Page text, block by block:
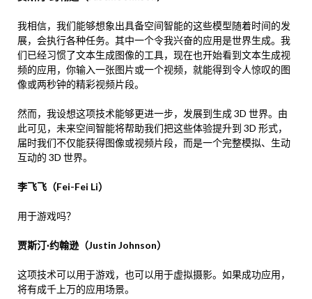
我相信，我们能够想象出具备空间智能的这些模型随着时间的发
展，会执行各种任务。其中一个令我兴奋的应用是世界生成。我
们已经习惯了文本生成图像的工具，现在也开始看到文本生成视
频的应用，你输入一张图片或一个视频，就能得到令人惊叹的图
像或两秒钟的精彩视频片段。
然而，我设想这项技术能够更进一步，发展到生成 3D 世界。由
此可见，未来空间智能将帮助我们把这些体验提升到 3D 形式，
届时我们不仅能获得图像或视频片段，而是一个完整模拟、生动
互动的 3D 世界。
李飞飞（Fei-Fei Li）
用于游戏吗？
贾斯汀·约翰逊（Justin Johnson）
这项技术可以用于游戏，也可以用于虚拟摄影。如果成功应用，
将有成千上万的应用场景。